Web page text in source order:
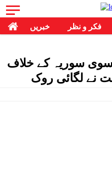
خبریں فکر و نظر
سوریہ کے خلاف
نے لگائی روک